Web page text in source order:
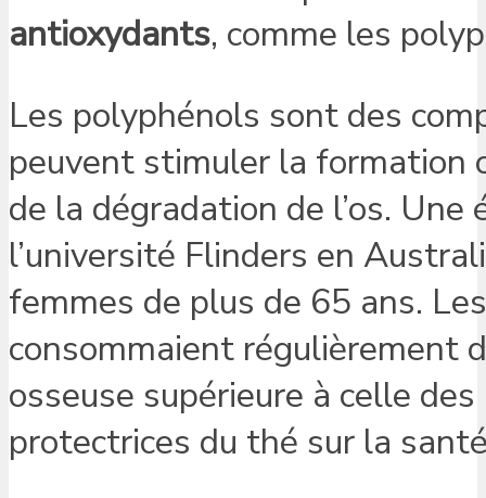
antioxydants, comme les
Les polyphénols sont des
peuvent stimuler la formation
de la dégradation de l’os.
l’université Flinders en
femmes de plus de 65 ans.
consommaient régulièrement
osseuse supérieure à celle
protectrices du thé sur la